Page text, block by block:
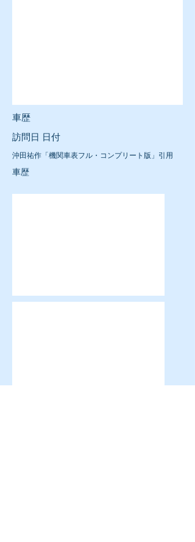
車歴
訪問日 日付
沖田祐作「機関車表フル・コンプリート版」引用
車歴